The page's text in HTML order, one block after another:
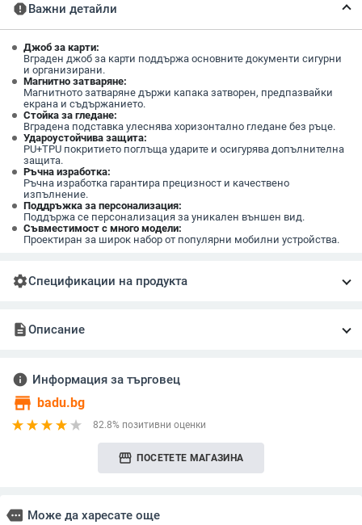
reportВажни детайли
Джоб за карти:
Вграден джоб за карти поддържа основните документи сигурни
и организирани.
Магнитно затваряне:
Магнитното затваряне държи капака затворен, предпазвайки
екрана и съдържанието.
Стойка за гледане:
Вградена подставка улеснява хоризонтално гледане без ръце.
Удароустойчива защита:
PU+TPU покритието поглъща ударите и осигурява допълнителна
защита.
Ръчна изработка:
Ръчна изработка гарантира прецизност и качествено
изпълнение.
Поддръжка за персонализация:
Поддържа се персонализация за уникален външен вид.
Съвместимост с много модели:
Проектиран за широк набор от популярни мобилни устройства.
settingsСпецификации на продукта
descriptionОписание
info Информация за търговец
store badu.bg
82.8% позитивни оценки
storefront ПОСЕТЕТЕ МАГАЗИНА
more Може да харесате още